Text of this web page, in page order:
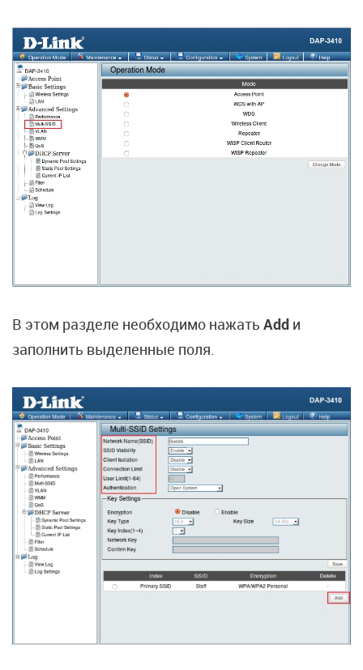
В этом разделе необходимо нажать Add и
заполнить выделенные поля.